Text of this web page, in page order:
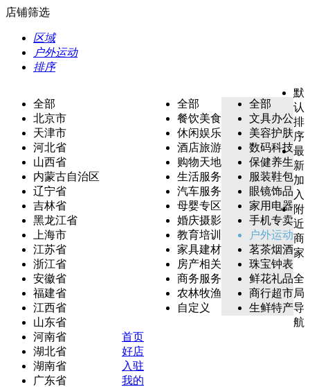
店铺筛选
区域
户外运动
排序
全部
北京市
天津市
河北省
山西省
内蒙古自治区
辽宁省
吉林省
黑龙江省
上海市
江苏省
浙江省
安徽省
福建省
江西省
山东省
河南省
湖北省
湖南省
广东省
全部
餐饮美食
休闲娱乐
酒店旅游
购物天地
生活服务
汽车服务
母婴专区
婚庆摄影
教育培训
家具建材
房产相关
商务服务
农林牧渔
自定义
全部
文具办公
美容护肤
数码科技
保健养生
服装鞋包
眼镜饰品
家用电器
手机专卖
户外运动
茗茶烟酒
珠宝钟表
鲜花礼品
商行超市
生鲜特产
默
认
排
序
最
新
加
入
附
近
商
家
全
局
导
航
首页
好店
入驻
我的